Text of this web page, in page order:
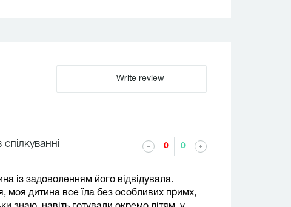
Write review
0 0
із задоволенням його відвідувала.
моя дитина все їла без особливих примх,